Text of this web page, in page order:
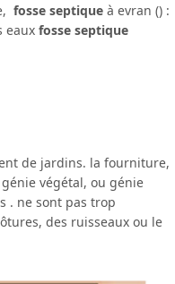
fosse septique à evran () :
eaux fosse septique
de jardins. la fourniture,
végétal, ou génie
. ne sont pas trop
des ruisseaux ou le